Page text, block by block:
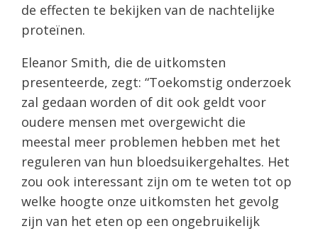
de effecten te bekijken van de nachtelijke
proteïnen.
Eleanor Smith, die de uitkomsten
presenteerde, zegt: “Toekomstig onderzoek
zal gedaan worden of dit ook geldt voor
oudere mensen met overgewicht die
meestal meer problemen hebben met het
reguleren van hun bloedsuikergehaltes. Het
zou ook interessant zijn om te weten tot op
welke hoogte onze uitkomsten het gevolg
zijn van het eten op een ongebruikelijk